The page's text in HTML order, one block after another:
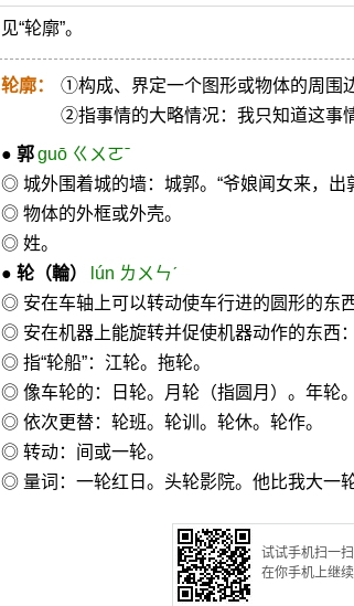
见“轮廓”。
轮廓：
①构成、界定一个图形或物体的周围
②指事情的大略情况：我只知道这事
● 郭 guō ㄍㄨㄛˉ
◎ 城外围着城的墙：城郭。“爷娘闻女来，出
◎ 物体的外框或外壳。
◎ 姓。
● 轮（輪）
lún ㄌㄨㄣˊ
◎ 安在车轴上可以转动使车行进的圆形的东
◎ 安在机器上能旋转并促使机器动作的东西：
◎ 指“轮船”：江轮。拖轮。
◎ 像车轮的：日轮。月轮（指圆月）。年轮。
◎ 依次更替：轮班。轮训。轮休。轮作。
◎ 转动：间或一轮。
◎ 量词：一轮红日。头轮影院。他比我大一轮
试试手机扫一扫
在你手机上继